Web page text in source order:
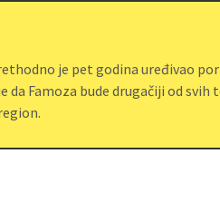
je pet godina uređivao
da Famoza bude drugačiji od svih